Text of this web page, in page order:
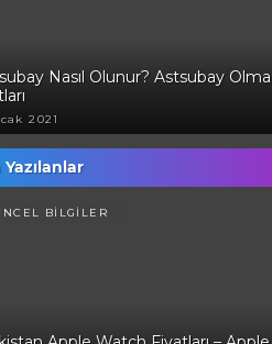
Nasıl Olunur? Astsubay Olma
2021
Yazılanlar
BİLGİLER